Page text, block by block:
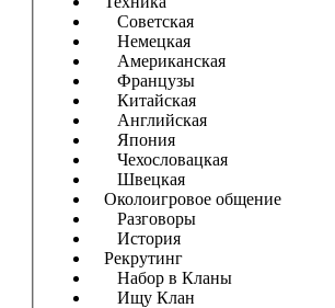
Советская
Немецкая
Американская
Французы
Китайская
Английская
Япония
Чехословацкая
Швецкая
Околоигровое общение
Разговоры
История
Рекрутинг
Набор в Кланы
Ищу Клан